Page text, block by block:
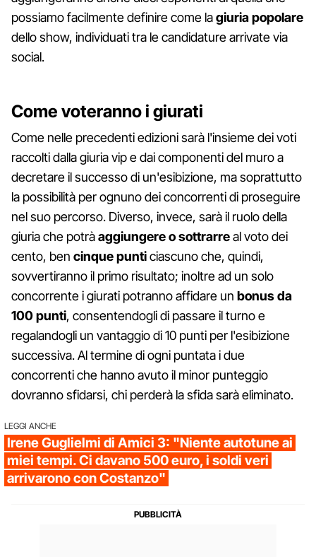
possiamo facilmente definire come lagiuria popolare
dello show, individuati tra le candidature arrivate via
social.
Come voteranno i giurati
Come nelle precedenti edizioni sarà l'insieme dei voti
raccolti dalla giuria vip e dai componenti del muro a
decretare il successo di un'esibizione, ma soprattutto
la possibilità per ognuno dei concorrenti di proseguire
nel suo percorso. Diverso, invece, sarà il ruolo della
giuria che potràaggiungere o sottrarreal voto dei
cento, ben cinque punticiascuno che, quindi,
sovvertiranno il primo risultato; inoltre ad un solo
concorrente i giurati potranno affidare un bonus da
100 punti, consentendogli di passare il turno e
regalandogli un vantaggio di 10 punti per l'esibizione
successiva. Al termine di ogni puntata i due
concorrenti che hanno avuto il minor punteggio
dovranno sfidarsi, chi perderà la sfida sarà eliminato.
LEGGI ANCHE
Irene Guglielmi di Amici 3: "Niente autotune ai
miei tempi. Ci davano 500 euro, i soldi veri
arrivarono con Costanzo"